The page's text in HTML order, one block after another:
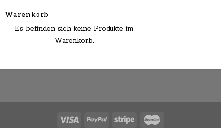
Warenkorb
Es befinden sich keine Produkte im
Warenkorb.